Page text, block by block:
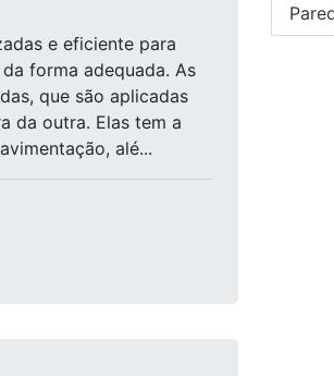
e eficiente para
forma adequada. As
que são aplicadas
da outra. Elas tem a
alé...